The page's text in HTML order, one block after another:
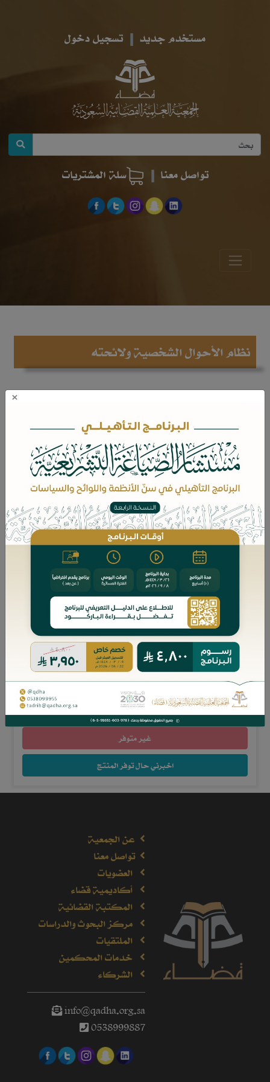
مستخدم جديد تسجيل دخول
تواصل معنا سلة المشتريات
نظام الأحوال الشخصية ولائحته
بيانات الكتاب
المؤلفين:
وليد بن إبراهيم بن عبدالله الخليفة
عدد الصفحات: 144
السعر: 26 ريال
غير متوفر
اخبرني حال توفر المنتج
عن الجمعية
تواصل معنا
العضويات
أكاديمية قضاء
المكتبة القضائية
مركز البحوث والدراسات
الملتقيات
خدمات المحكمين
الشركاء
info@qadha.org.sa
0538999887
×